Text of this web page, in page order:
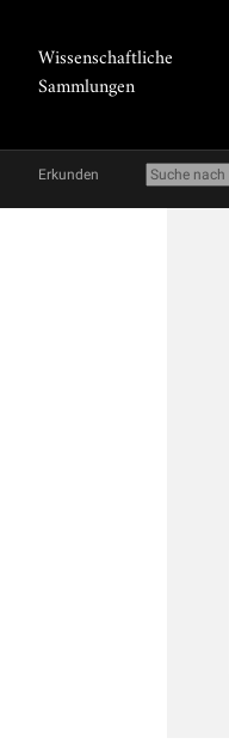
Wissenschaftliche
Sammlungen
Erkunden